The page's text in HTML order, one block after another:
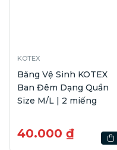
KOTEX
Băng Vệ Sinh KOTEX
Ban Đêm Dạng Quần
Size M/L | 2 miếng
40.000 ₫